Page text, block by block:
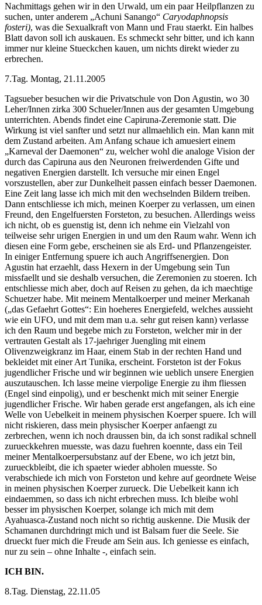
Nachmittags gehen wir in den Urwald, um ein paar Heilpflanzen zu
suchen, unter anderem „Achuni Sanango“ Caryodaphnopsis
fosteri), was die Sexualkraft von Mann und Frau staerkt. Ein halbes
Blatt davon soll ich auskauen. Es schmeckt sehr bitter, und ich kann
immer nur kleine Stueckchen kauen, um nichts direkt wieder zu
erbrechen.
7.Tag. Montag, 21.11.2005
Tagsueber besuchen wir die Privatschule von Don Agustin, wo 30
Leher/Innen zirka 300 Schueler/Innen aus der gesamten Umgebung
unterrichten. Abends findet eine Capiruna-Zeremonie statt. Die
Wirkung ist viel sanfter und setzt nur allmaehlich ein. Man kann mit
dem Zustand arbeiten. Am Anfang schaue ich amuesiert einem
„Karneval der Daemonen“ zu, welcher wohl die analoge Vision der
durch das Capiruna aus den Neuronen freiwerdenden Gifte und
negativen Energien darstellt. Ich versuche mir einen Engel
vorszustellen, aber zur Dunkelheit passen einfach besser Daemonen.
Eine Zeit lang lasse ich mich mit den wechselnden Bildern treiben.
Dann entschliesse ich mich, meinen Koerper zu verlassen, um einen
Freund, den Engelfuersten Forsteton, zu besuchen. Allerdings weiss
ich nicht, ob es guenstig ist, denn ich nehme ein Vielzahl von
teilweise sehr urigen Energien in und um den Raum wahr. Wenn ich
diesen eine Form gebe, erscheinen sie als Erd- und Pflanzengeister.
In einiger Entfernung spuere ich auch Angriffsenergien. Don
Agustin hat erzaehlt, dass Hexern in der Umgebung sein Tun
missfaellt und sie deshalb versuchen, die Zeremonien zu stoeren. Ich
entschliesse mich aber, doch auf Reisen zu gehen, da ich maechtige
Schuetzer habe. Mit meinem Mentalkoerper und meiner Merkanah
(„das Gefaehrt Gottes“: Ein hoeheres Energiefeld, welches aussieht
wie ein UFO, und mit dem man u.a. sehr gut reisen kann) verlasse
ich den Raum und begebe mich zu Forsteton, welcher mir in der
vertrauten Gestalt als 17-jaehriger Juengling mit einem
Olivenzweigkranz im Haar, einem Stab in der rechten Hand und
bekleidet mit einer Art Tunika, erscheint. Forsteton ist der Fokus
jugendlicher Frische und wir beginnen wie ueblich unsere Energien
auszutauschen. Ich lasse meine vierpolige Energie zu ihm fliessen
(Engel sind einpolig), und er beschenkt mich mit seiner Energie
jugendlicher Frische. Wir haben gerade erst angefangen, als ich eine
Welle von Uebelkeit in meinem physischen Koerper spuere. Ich will
nicht riskieren, dass mein physischer Koerper anfaengt zu
zerbrechen, wenn ich noch draussen bin, da ich sonst radikal schnell
zurueckkehren muesste, was dazu fuehren koennte, dass ein Teil
meiner Mentalkoerpersubstanz auf der Ebene, wo ich jetzt bin,
zurueckbleibt, die ich spaeter wieder abholen muesste. So
verabschiede ich mich von Forsteton und kehre auf geordnete Weise
in meinen physischen Koerper zurueck. Die Uebelkeit kann ich
eindaemmen, so dass ich nicht erbrechen muss. Ich bleibe wohl
besser im physischen Koerper, solange ich mich mit dem
Ayahuasca-Zustand noch nicht so richtig auskenne. Die Musik der
Schamanen durchdringt mich und ist Balsam fuer die Seele. Sie
drueckt fuer mich die Freude am Sein aus. Ich geniesse es einfach,
nur zu sein – ohne Inhalte -, einfach sein.
ICH BIN.
8.Tag. Dienstag, 22.11.05